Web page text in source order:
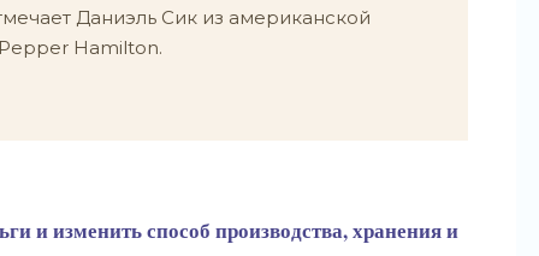
Даниэль Сик из американской
Hamilton.
и изменить способ производства, хранения и